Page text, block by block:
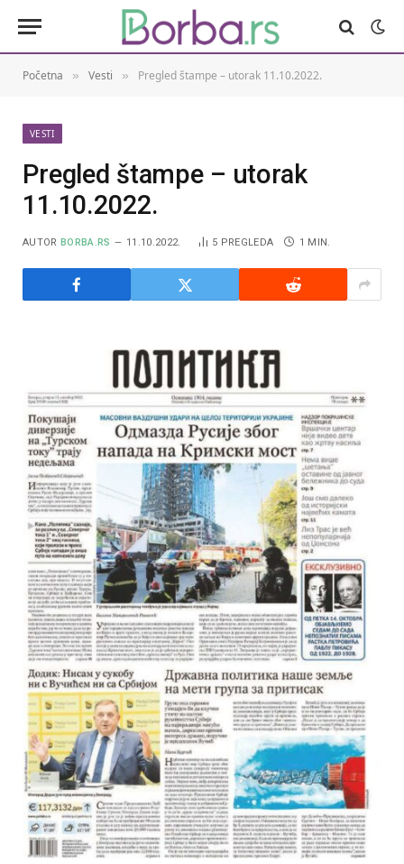
Početna » Vesti » Pregled štampe – utorak 11.10.2022.
VESTI
Pregled štampe – utorak
11.10.2022.
AUTOR BORBA.RS 11.10.2022. 5 PREGLEDA 1 MIN.